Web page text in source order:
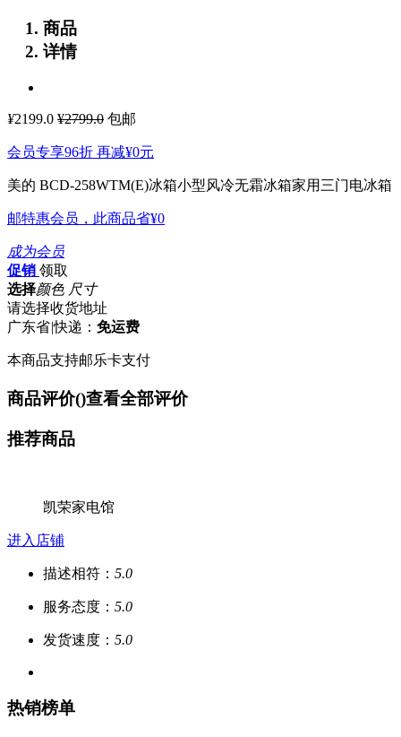
商品
详情
¥2199.0 ¥2799.0 包邮
会员专享96折 再减¥0元
美的 BCD-258WTM(E)冰箱小型风冷无霜冰箱家用三门电冰箱
邮特惠会员，此商品省¥0
成为会员
促销 领取
选择颜色 尺寸
请选择收货地址
广东省|快递： 免运费
本商品支持邮乐卡支付
商品评价()查看全部评价
推荐商品
凯荣家电馆
进入店铺
描述相符： 5.0
服务态度： 5.0
发货速度： 5.0
热销榜单